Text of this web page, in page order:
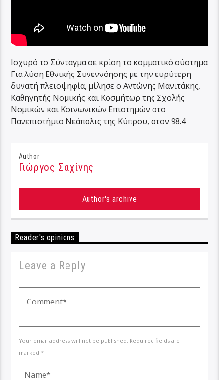
Ισχυρό το Σύνταγμα σε κρίση το κομματικό σύστημα
Για λύση Εθνικής Συνεννόησης με την ευρύτερη
δυνατή πλειοψηφία, μίλησε ο Αντώνης Μανιτάκης,
Καθηγητής Νομικής και Κοσμήτωρ της Σχολής
Νομικών και Κοινωνικών Επιστημών στο
Πανεπιστήμιο Νεάπολις της Κύπρου, στον 98.4
Author
Γιώργος Σαχίνης
Author's archive
Reader's opinions
Leave a Reply
Your email address will not be published. Required fields are
marked *